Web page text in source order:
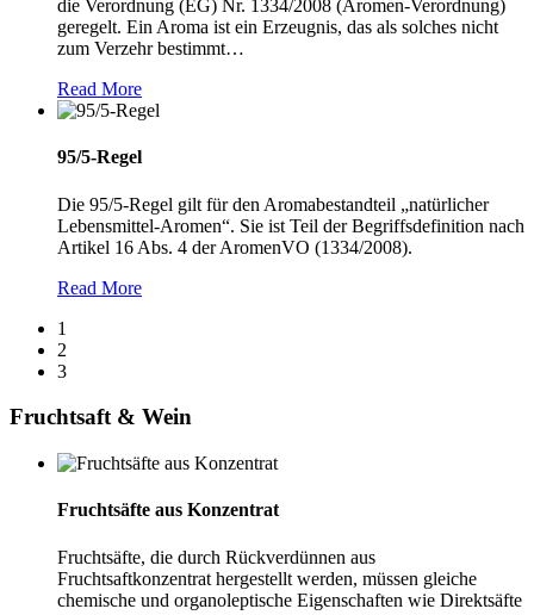
die Verordnung (EG) Nr. 1334/2008 (Aromen-Verordnung)
geregelt. Ein Aroma ist ein Erzeugnis, das als solches nicht
zum Verzehr bestimmt…
Read More
95/5-Regel
Die 95/5-Regel gilt für den Aromabestandteil „natürlicher
Lebensmittel-Aromen“. Sie ist Teil der Begriffsdefinition nach
Artikel 16 Abs. 4 der AromenVO (1334/2008).
Read More
1
2
3
Fruchtsaft & Wein
Fruchtsäfte aus Konzentrat
Fruchtsäfte, die durch Rückverdünnen aus
Fruchtsaftkonzentrat hergestellt werden, müssen gleiche
chemische und organoleptische Eigenschaften wie Direktsäfte